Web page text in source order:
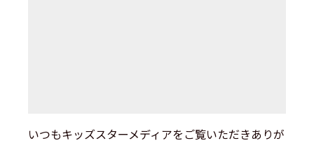
いつもキッズスターメディアをご覧いただきありが